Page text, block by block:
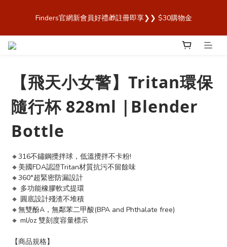
商城，購買最安心！】
Finders官網新會員好禮🎁註冊即享❯❯ $30購物金
歡迎來到 Finders🎉【Blender Bottle x Owala 台灣官方代理直營
【飛天小女警】Tritan環保
隨行杯 828ml |Blender
Bottle
🔸316不鏽鋼攪拌球，低溫攪拌不卡粉!
🔸美國FDA認證Tritan材質抗污不留餘味
🔸360°超緊密防漏設計
🔸 多功能橡膠軟式提環
🔸 圓底設計殘渣不堆積
🔸無雙酚A，無鄰苯二甲酸(BPA and Phthalate free)
🔸 ml/oz 雙刻度容量標示
【商品規格】